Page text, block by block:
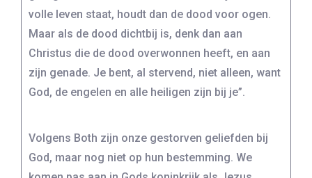
volle leven staat, houdt dan de dood voor ogen.
Maar als de dood dichtbij is, denk dan aan
Christus die de dood overwonnen heeft, en aan
zijn genade. Je bent, al stervend, niet alleen, want
God, de engelen en alle heiligen zijn bij je”.
Volgens Both zijn onze gestorven geliefden bij
God, maar nog niet op hun bestemming. We